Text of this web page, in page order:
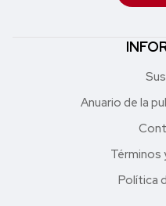
Anuario de la
Términos
Política